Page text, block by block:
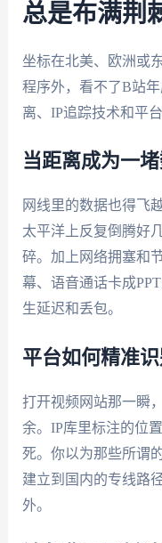
总是布满荆
坐标在北美、欧洲或
程序外，看不了B站
离、IP追踪技术和平
当距离成为一
网线里的数据也得飞
太平洋上反复倒腾好
碎。加上网络拥塞和
幕、语音通话卡成
生延迟和丢包。
平台如何精准识
打开视频网站那一瞬
余。IP库里标注的位
死。你以为那些所谓
建立到国内的专线路
外。